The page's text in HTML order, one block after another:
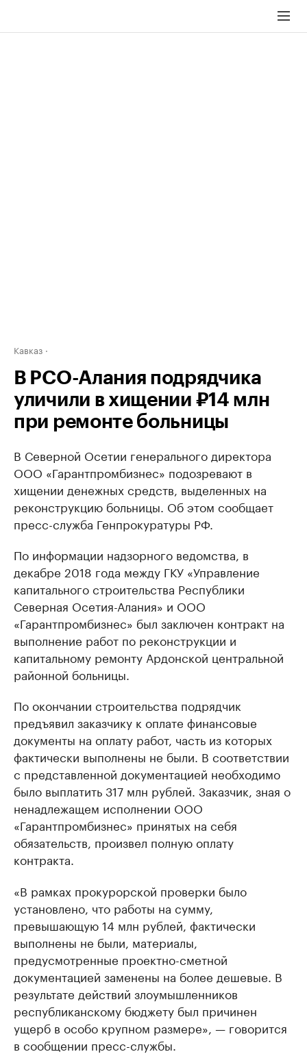
Кавказ
В РСО-Алания подрядчика
уличили в хищении ₽14 млн
при ремонте больницы
В Северной Осетии генерального директора
ООО «Гарантпромбизнес» подозревают в
хищении денежных средств, выделенных на
реконструкцию больницы. Об этом сообщает
пресс-служба Генпрокуратуры РФ.
По информации надзорного ведомства, в
декабре 2018 года между ГКУ «Управление
капитального строительства Республики
Северная Осетия-Алания» и ООО
«Гарантпромбизнес» был заключен контракт на
выполнение работ по реконструкции и
капитальному ремонту Ардонской центральной
районной больницы.
По окончании строительства подрядчик
предъявил заказчику к оплате финансовые
документы на оплату работ, часть из которых
фактически выполнены не были. В соответствии
с представленной документацией необходимо
было выплатить 317 млн рублей. Заказчик, зная о
ненадлежащем исполнении ООО
«Гарантпромбизнес» принятых на себя
обязательств, произвел полную оплату
контракта.
«В рамках прокурорской проверки было
установлено, что работы на сумму,
превышающую 14 млн рублей, фактически
выполнены не были, материалы,
предусмотренные проектно-сметной
документацией заменены на более дешевые. В
результате действий злоумышленников
республиканскому бюджету был причинен
ущерб в особо крупном размере», — говорится
в сообщении пресс-службы.